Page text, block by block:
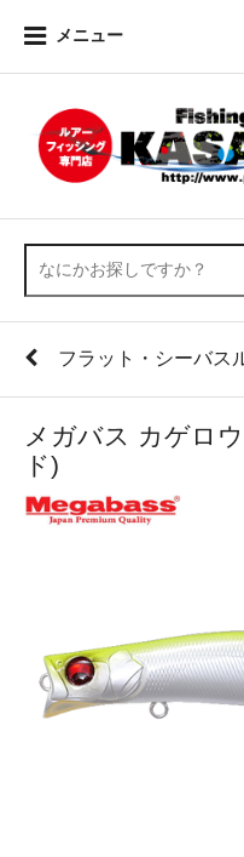
メニュー
フラット・シーバス
メガバス カゲロ
ド)